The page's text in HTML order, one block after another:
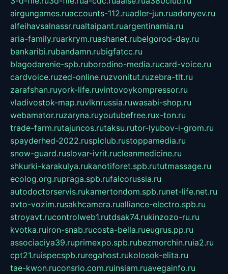
airgungames.ruaccounts-112.ruadler-jun.ruadonyev.ru
alfeihavsalnassr.rualtaipant.ruargentinamia.ru
aria-family.ruarkrym.ruashanet.rubelgorod-day.ru
bankaribi.rubandamn.rubigfatcc.ru
blagodarenie-spb.ruborodino-media.rucard-voice.ru
cardvoice.ruzed-online.ruzvonitut.ruzebra-tlt.ru
zarafshan.ruyork-life.ruvintovoykompressor.ru
vladivostok-map.ruvlknrussia.ruwasabi-shop.ru
webamator.ruzaryna.ruyoutubefree.rux-ton.ru
trade-farm.rutajuncos.rutaksu.rutor-lyubov-i-grom.ru
spayderhed-2022.rusplclub.rustoppamedia.ru
snow-guard.ruslovar-ivrit.rucleanmedicine.ru
shkurki-karakulya.rukanotiforet.spb.rututmassage.ru
ecolog.org.rupraga.spb.rufalcorussia.ru
autodoctorservis.rukamertondom.spb.runet-life.net.ru
avto-vozim.rusakhcamera.rualliance-electro.spb.ru
stroyavt.rucontrolweb1.rutdsak74.rukinzozo-ru.ru
kvotka.ruiron-snab.rucosta-bella.rueugrus.pp.ru
associaciya39.ruprimexpo.spb.rubezmorchin.ruia2.ru
cpt21.ruispecspb.ruregahost.rukolosok-elita.ru
tae-kwon.ruconsrio.com.ruinsiam.ruavegainfo.ru